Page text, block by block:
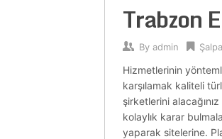
Trabzon
By admin
Hizmetlerinin
karşılamak kaliteli
şirketlerini
kolaylık karar
yaparak sitelerine.